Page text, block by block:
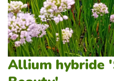
Allium hybride